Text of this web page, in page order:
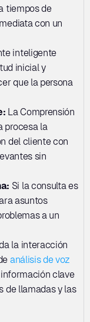
tiempos de
con un
inteligente
inicial y
que la persona
La Comprensión
procesa la
del cliente con
sin
Si la consulta es
asuntos
a un
la interacción
análisis de voz
clave
de llamadas y las